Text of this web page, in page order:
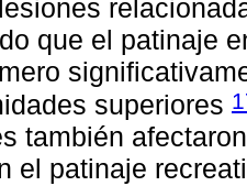
que el patinaje
superiores
también
el patinaje